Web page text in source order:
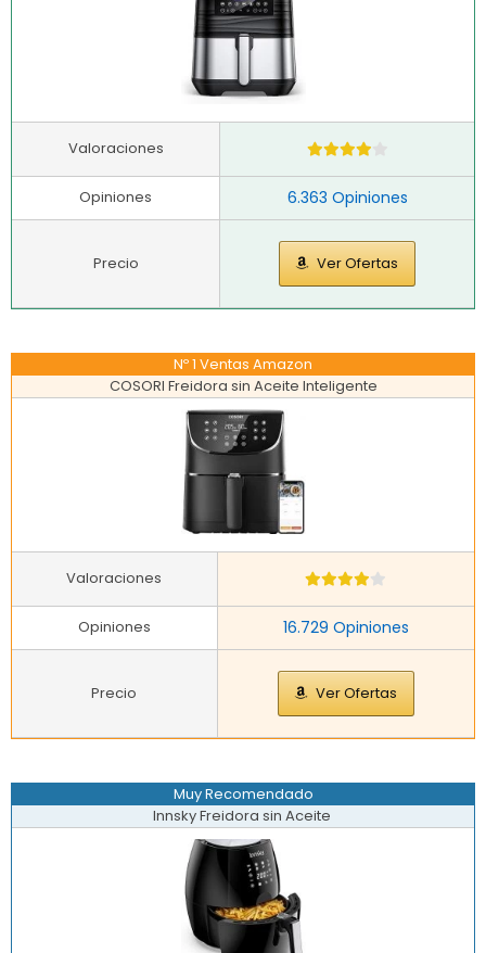
6.363 Opiniones
Ver Ofertas
Valoraciones
Opiniones
Precio
Nº 1 Ventas Amazon
COSORI Freidora sin Aceite Inteligente
16.729 Opiniones
Ver Ofertas
Valoraciones
Opiniones
Precio
Muy Recomendado
Innsky Freidora sin Aceite